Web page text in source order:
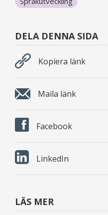
DELA DENNA SIDA
Kopiera länk
Maila länk
Facebook
LinkedIn
LÄS MER